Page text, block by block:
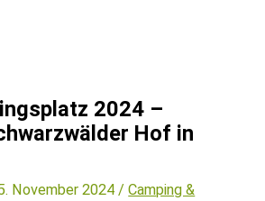
2024 –
Hof in
November 2024 /Camping &